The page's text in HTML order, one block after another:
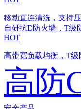
移动直连清洗，支持
自研抗D防火墙，T级
HOT
高带宽负载均衡，T级
高防